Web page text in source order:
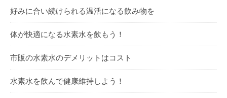
好みに合い続けられる温活になる飲み物を
体が快適になる水素水を飲もう！
市販の水素水のデメリットはコスト
水素水を飲んで健康維持しよう！